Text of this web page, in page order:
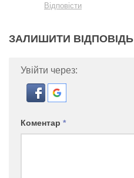
Відповісти
ЗАЛИШИТИ ВІДПОВІДЬ
Увійти через:
Коментар *